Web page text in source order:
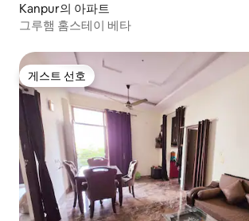
Kanpur의 아파트
그루햄 홈스테이 베타
게스트 선호
게스트 선호